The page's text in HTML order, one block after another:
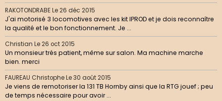
RAKOTONDRABELe 26 déc 2015
J'ai motorisé 3 locomotives avec les kit IPROD et je dois reconnaître
la qualité et le bon fonctionnement. Je ...
Christian Le 26 oct 2015
Un monsieur trés patient, même sur salon. Ma machine marche
bien. merci
FAUREAU ChristopheLe 30 août 2015
Je viens de remotoriser la 131 TB Hornby ainsi que la RTG jouef ; peu
de temps nécessaire pour avoir ...